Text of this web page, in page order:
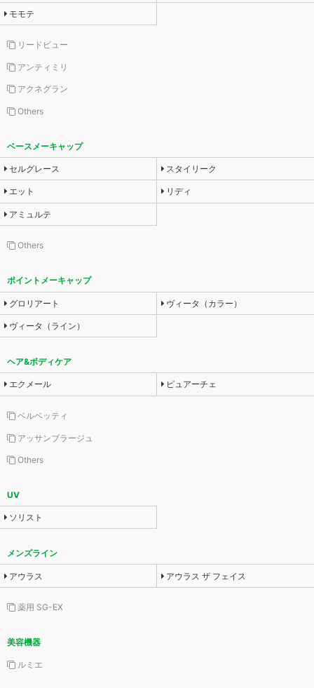
モモテ
リードビュー
アンティミリ
アクネグラン
Others
ベースメーキャップ
セルグレース スタイリーク
エット リディ
アミュルテ
Others
ポイントメーキャップ
グロリアート ヴィータ（カラー）
ヴィータ（ライン）
ヘア&ボディケア
エクメール ピュアーチェ
ベルベッティ
アッサンブラージュ
Others
UV
ソリスト
メンズライン
アウラス アウラス ザ フェイス
薬用 SG-EX
美容機器
ルミエ